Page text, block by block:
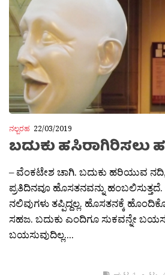
ನಲ್ಬರಹ 22/03/2019
ಬದುಕು ಹಸಿರಾಗಿರಿಸಲು
– ವೆಂಕಟೇಶ ಚಾಗಿ. ಬದುಕು ಹರಿಯುವ ನದಿ,
ಪ್ರತಿದಿನವೂ ಹೊಸತನವನ್ನು
ನಲಿವುಗಳು ತಪ್ಪಿದ್ದಲ್ಲ. ಹೊಸತನಕ್ಕೆ
ಸಹಜ. ಬದುಕು ಎಂದಿಗೂ ಸುಕವನ್ನೇ
ಬಯಸುವುದಿಲ್ಲ....